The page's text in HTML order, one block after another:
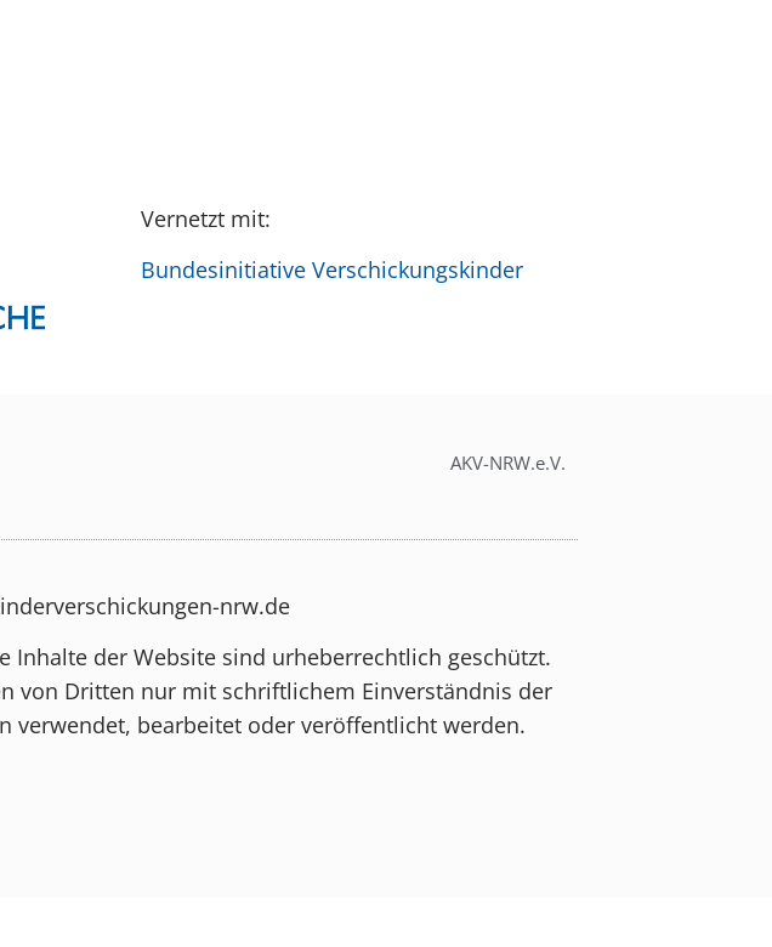
Vernetzt mit:
Bundesinitiative Verschickungskinder
AKV-NRW.e.V.
nrw.de
Inhalte der Website sind urheberrechtlich geschützt.
von Dritten nur mit schriftlichem Einverständnis der
verwendet, bearbeitet oder veröffentlicht werden.